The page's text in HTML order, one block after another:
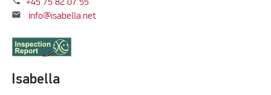
+45 75 82 07 55
mail info@isabella.net
Isabella